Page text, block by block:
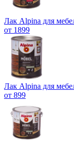
Лак Alpina для
от 1899
Лак Alpina для
от 899